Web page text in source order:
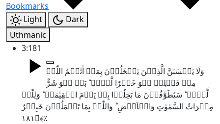
Bookmarks
Light
Dark
Uthmanic
3:181
وَلَا یَحۡسَبَنَّ الَّذِیۡنَ یَبۡخَلُوۡنَ بِمَاۤ اٰتٰہُمُ اللّٰہُ
مِنۡ فَضۡلِہٖ ہُوَ خَیۡرًا لَّہُمۡ ؕ بَلۡ ہُوَ شَرٌّ
لَّہُمۡ ؕ سَیُطَوَّقُوۡنَ مَا بَخِلُوۡا بِہٖ یَوۡمَ الۡقِیٰمَۃِ ؕ وَلِلّٰہِ
مِیۡرَاثُ السَّمٰوٰتِ وَالۡاَرۡضِ ؕ وَاللّٰہُ بِمَا تَعۡمَلُوۡنَ خَبِیۡرٌ
﴿۱۸۱﴾٪